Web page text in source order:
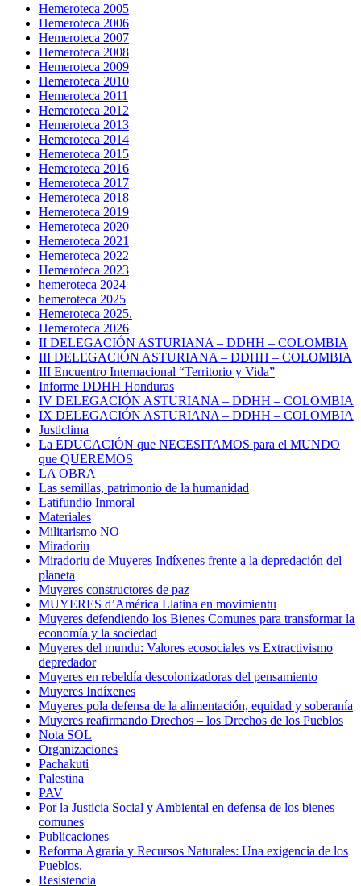
Hemeroteca 2005
Hemeroteca 2006
Hemeroteca 2007
Hemeroteca 2008
Hemeroteca 2009
Hemeroteca 2010
Hemeroteca 2011
Hemeroteca 2012
Hemeroteca 2013
Hemeroteca 2014
Hemeroteca 2015
Hemeroteca 2016
Hemeroteca 2017
Hemeroteca 2018
Hemeroteca 2019
Hemeroteca 2020
Hemeroteca 2021
Hemeroteca 2022
Hemeroteca 2023
hemeroteca 2024
hemeroteca 2025
Hemeroteca 2025.
Hemeroteca 2026
II DELEGACIÓN ASTURIANA – DDHH – COLOMBIA
III DELEGACIÓN ASTURIANA – DDHH – COLOMBIA
III Encuentro Internacional “Territorio y Vida”
Informe DDHH Honduras
IV DELEGACIÓN ASTURIANA – DDHH – COLOMBIA
IX DELEGACIÓN ASTURIANA – DDHH – COLOMBIA
Justiclima
La EDUCACIÓN que NECESITAMOS para el MUNDO
que QUEREMOS
LA OBRA
Las semillas, patrimonio de la humanidad
Latifundio Inmoral
Materiales
Militarismo NO
Miradoriu
Miradoriu de Muyeres Indíxenes frente a la depredación del
planeta
Muyeres constructores de paz
MUYERES d’América Llatina en movimientu
Muyeres defendiendo los Bienes Comunes para transformar la
economía y la sociedad
Muyeres del mundu: Valores ecosociales vs Extractivismo
depredador
Muyeres en rebeldía descolonizadoras del pensamiento
Muyeres Indíxenes
Muyeres pola defensa de la alimentación, equidad y soberanía
Muyeres reafirmando Drechos – los Drechos de los Pueblos
Nota SOL
Organizaciones
Pachakuti
Palestina
PAV
Por la Justicia Social y Ambiental en defensa de los bienes
comunes
Publicaciones
Reforma Agraria y Recursos Naturales: Una exigencia de los
Pueblos.
Resistencia